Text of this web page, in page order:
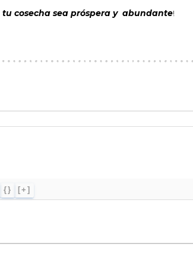
cosecha sea próspera y abundante!
{} [+]